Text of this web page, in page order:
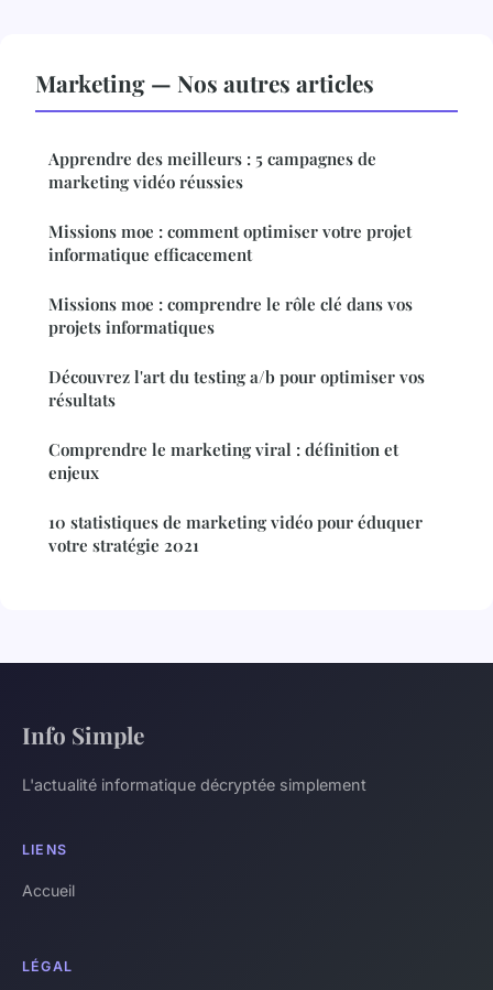
Marketing — Nos autres articles
Apprendre des meilleurs : 5 campagnes de
marketing vidéo réussies
Missions moe : comment optimiser votre projet
informatique efficacement
Missions moe : comprendre le rôle clé dans vos
projets informatiques
Découvrez l'art du testing a/b pour optimiser vos
résultats
Comprendre le marketing viral : définition et
enjeux
10 statistiques de marketing vidéo pour éduquer
votre stratégie 2021
Info Simple
L'actualité informatique décryptée simplement
LIENS
Accueil
LÉGAL